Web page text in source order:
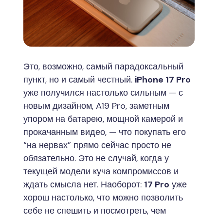
Это, возможно, самый парадоксальный
пункт, но и самый честный. iPhone 17 Pro
уже получился настолько сильным — с
новым дизайном, A19 Pro, заметным
упором на батарею, мощной камерой и
прокачанным видео, — что покупать его
“на нервах” прямо сейчас просто не
обязательно. Это не случай, когда у
текущей модели куча компромиссов и
ждать смысла нет. Наоборот: 17 Pro уже
хорош настолько, что можно позволить
себе не спешить и посмотреть, чем